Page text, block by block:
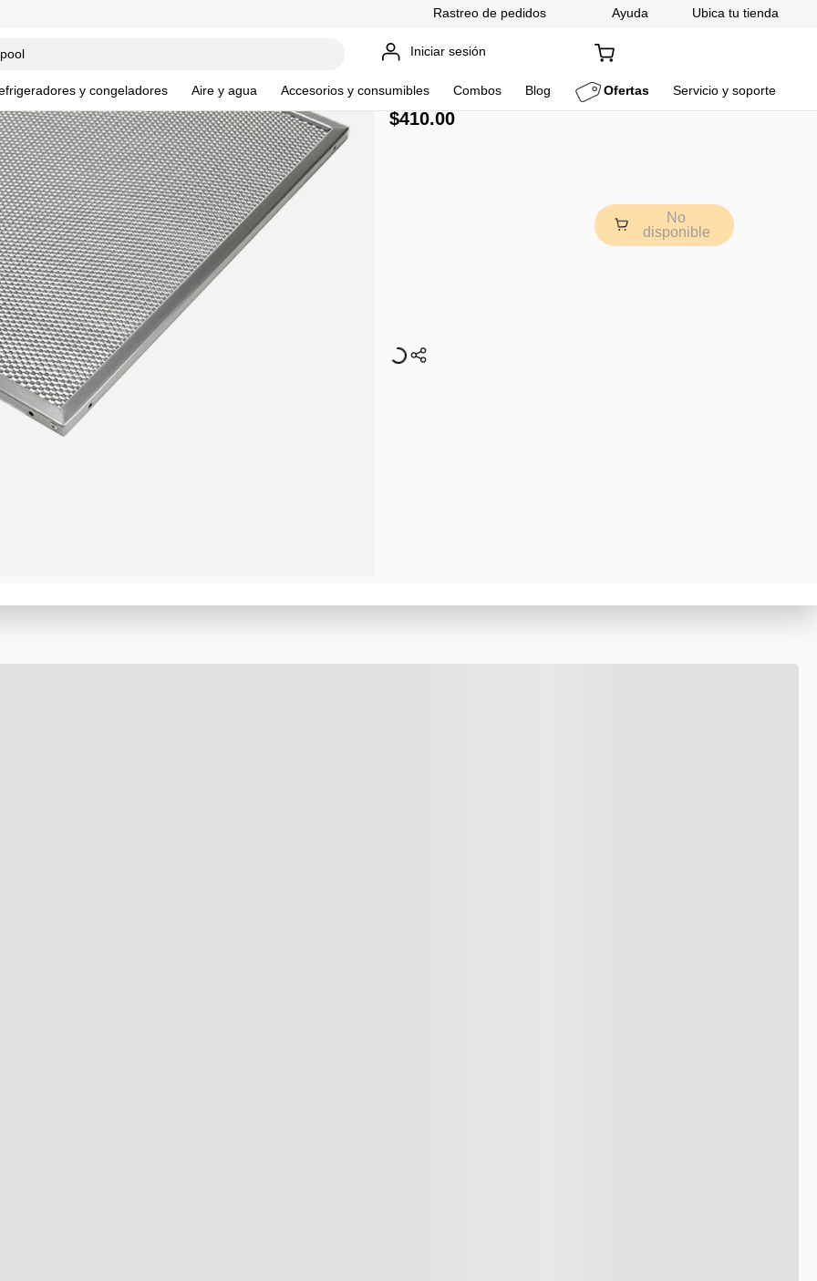
Rastreo de pedidos Ayuda Ubica tu tienda
Iniciar sesión
y congeladores Aire y agua Accesorios y consumibles Combos Blog Ofertas Servicio y soporte
$410.00
No
disponible
Lo sentimos, este producto está temporalmente agotado.
Al registrarte aceptas la
como recibir notificaciones y publicidade.